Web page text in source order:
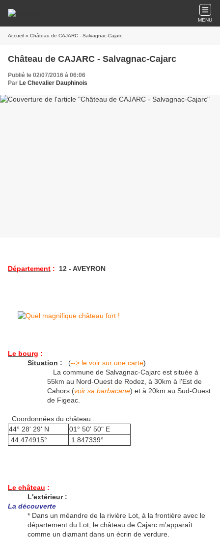
MENU
Accueil » Château de CAJARC - Salvagnac-Cajarc
Château de CAJARC - Salvagnac-Cajarc
Publié le 02/07/2016 à 06:06
Par Le Chevalier Dauphinois
Département : 12 - AVEYRON
Le bourg :
Situation : (--> le voir sur une carte)
La commune de Salvagnac-Cajarc est située à
55km au Nord-Ouest de Rodez, à 30km à l'Est de
Cahors (voir sa barbacane) et à 20km au Sud-Ouest
de Figeac.
Coordonnées du château :
44° 28' 29' N
01° 50' 50" E
44.474915°
1.847339°
Le château :
L'extérieur:
La découverte
* Dans un méandre de la rivière Lot, à la frontière avec le
département du Lot, le château de Cajarc m'apparaît
comme un diamant dans un écrin de verdure.